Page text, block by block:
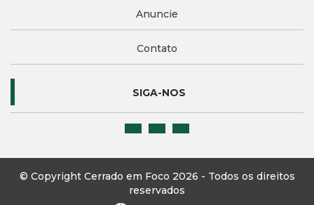
Anuncie
Contato
SIGA-NOS
© Copyright Cerrado em Foco 2026 - Todos os direitos
reservados